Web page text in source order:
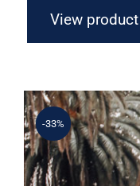
View product
-33%